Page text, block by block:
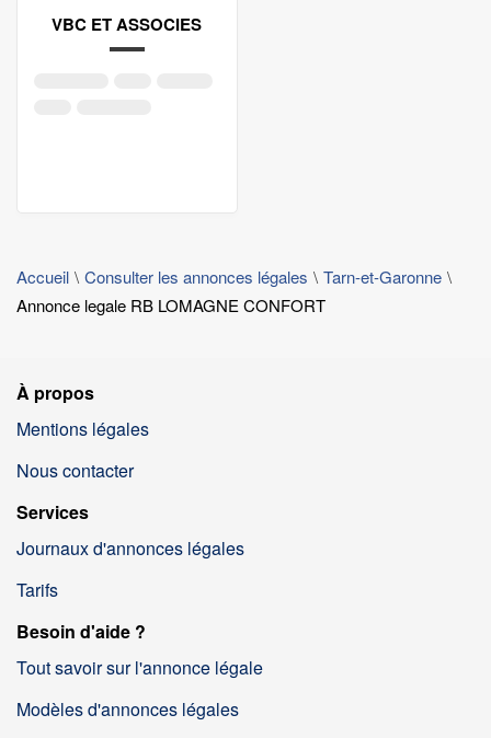
VBC ET ASSOCIES
Accueil Consulter les annonces légales
Tarn-et-Garonne
Annonce legale RB LOMAGNE CONFORT
À propos
Mentions légales
Nous contacter
Services
Journaux d'annonces légales
Tarifs
Besoin d'aide ?
Tout savoir sur l'annonce légale
Modèles d'annonces légales